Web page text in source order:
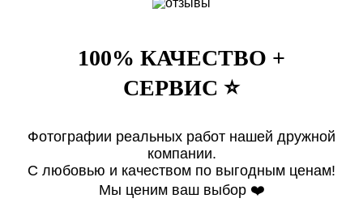
100% КАЧЕСТВО +
СЕРВИС ⭐️
Фотографии реальных работ нашей дружной
компании.
С любовью и качеством по выгодным ценам!
Мы ценим ваш выбор ❤️